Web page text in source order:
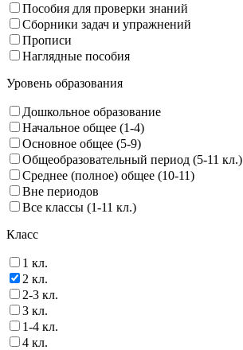
Пособия для проверки знаний
Сборники задач и упражнений
Прописи
Наглядные пособия
Уровень образования
Дошкольное образование
Начальное общее (1-4)
Основное общее (5-9)
Общеобразовательный период (5-11 кл.)
Среднее (полное) общее (10-11)
Вне периодов
Все классы (1-11 кл.)
Класс
1 кл.
2 кл.
2-3 кл.
3 кл.
1-4 кл.
4 кл.